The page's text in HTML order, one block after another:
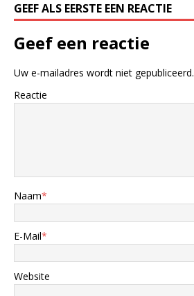
GEEF ALS EERSTE EEN REACTIE
Geef een reactie
Uw e-mailadres wordt niet gepubliceerd.
Reactie
Naam*
E-Mail*
Website